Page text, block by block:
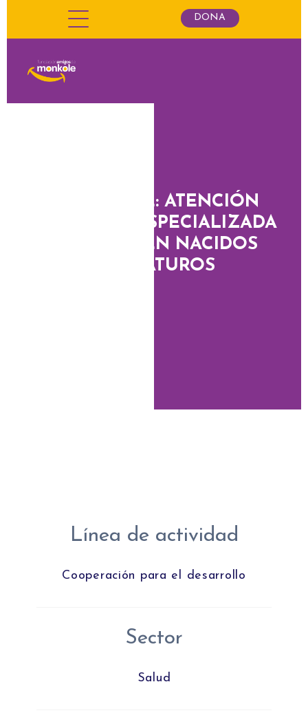
DONA
MARCELINE: ATENCIÓN
NEONATAL ESPECIALIZADA
PARA RECIÉN NACIDOS
PREMATUROS
Línea de actividad
Cooperación para el desarrollo
Sector
Salud